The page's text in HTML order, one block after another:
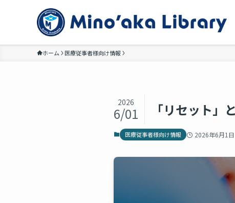
ホーム 医療従事者様向け情報
「リセット
2026
6/01
医療従事者様向け情報 2026年6月1日